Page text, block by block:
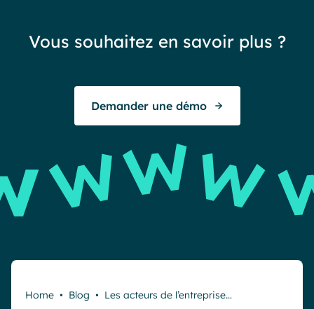
Vous souhaitez en savoir plus ?
Demander une démo
Home • Blog • Les acteurs de l’entreprise…